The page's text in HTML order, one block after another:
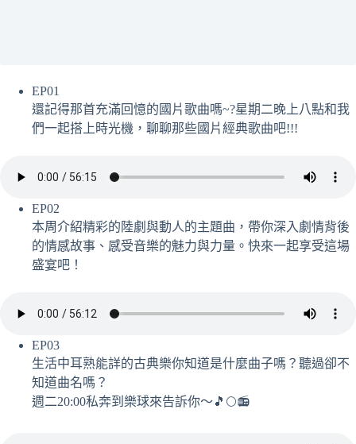
EP01
還記得那首充滿回憶的國片歌曲嗎~?星期二晚上八點和我
們一起搭上時光機，聊聊那些國片經典歌曲吧!!!
EP02
本周介紹精彩的陸劇與動人的主題曲，帶你深入劇情背後
的情感故事、感受音樂的魅力與力量。快來一起享受這場
盛宴吧！
EP03
生活中耳熟能詳的古典樂你知道是什麼曲子嗎？聽過卻不
知道曲名嗎？
週二20:00私奔到樂球來告訴你～🎵🌕📻